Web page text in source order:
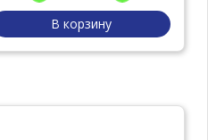
В корзину